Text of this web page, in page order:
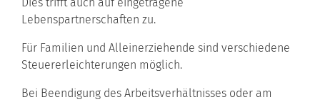
Lebenspartnerschaften zu.
Für Familien und Alleinerziehende sind verschiedene
Steuererleichterungen möglich.
Bei Beendigung des Arbeitsverhältnisses oder am